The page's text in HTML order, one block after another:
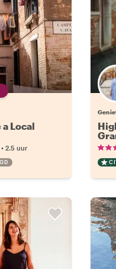
Local
• 2.5 uur